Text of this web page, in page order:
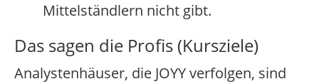
Mittelständlern nicht gibt.
Das sagen die Profis (Kursziele)
Analystenhäuser, die JOYY verfolgen, sind